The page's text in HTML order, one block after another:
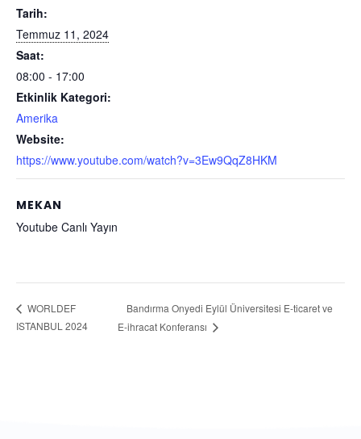
Tarih:
Temmuz 11, 2024
Saat:
08:00 - 17:00
Etkinlik Kategori:
Amerika
Website:
https://www.youtube.com/watch?v=3Ew9QqZ8HKM
MEKAN
Youtube Canlı Yayın
WORLDEF
ISTANBUL 2024
Bandırma Onyedi Eylül Üniversitesi E-ticaret ve
E-ihracat Konferansı